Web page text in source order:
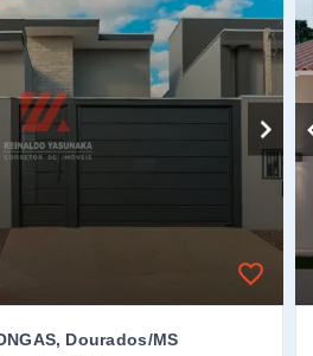
Dourados/MS